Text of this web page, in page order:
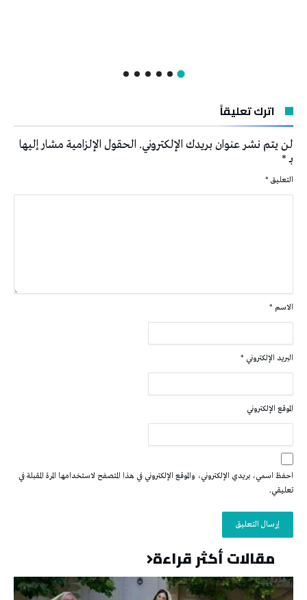
اترك تعليقاً
لن يتم نشر عنوان بريدك الإلكتروني. الحقول الإلزامية مشار إليها
بـ*
التعليق *
الاسم *
البريد الإلكتروني *
الموقع الإلكتروني
احفظ اسمي، بريدي الإلكتروني، والموقع الإلكتروني في هذا المتصفح لاستخدامها المرة المقبلة في
تعليقي.
مقالات أكثر قراءة